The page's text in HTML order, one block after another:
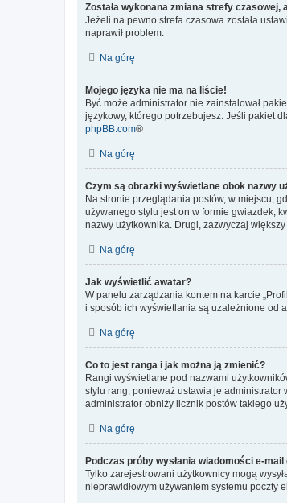
Została wykonana zmiana strefy czasowej,
Jeżeli na pewno strefa czasowa została
naprawił problem.
Na górę
Mojego języka nie ma na liście!
Być może administrator nie zainstalował
językowy, którego potrzebujesz. Jeśli pakiet
phpBB.com®
Na górę
Czym są obrazki wyświetlane obok nazwy
Na stronie przeglądania postów, w miejscu,
używanego stylu jest on w formie gwiazdek,
nazwy użytkownika. Drugi, zazwyczaj
Na górę
Jak wyświetlić awatar?
W panelu zarządzania kontem na karcie
i sposób ich wyświetlania są uzależnione od
Na górę
Co to jest ranga i jak można ją zmienić?
Rangi wyświetlane pod nazwami
stylu rang, ponieważ ustawia je administrator
administrator obniży licznik postów takiego
Na górę
Podczas próby wysłania wiadomości e-
Tylko zarejestrowani użytkownicy mogą
nieprawidłowym używaniem systemu poczty